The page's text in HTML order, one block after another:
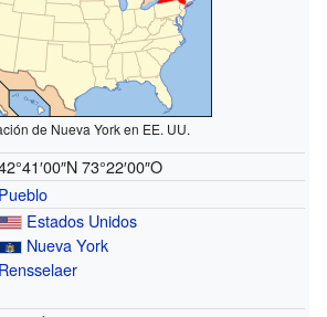
de Nueva York en EE. UU.
73°22′00″O
Pueblo
Estados Unidos
Nueva York
Rensselaer